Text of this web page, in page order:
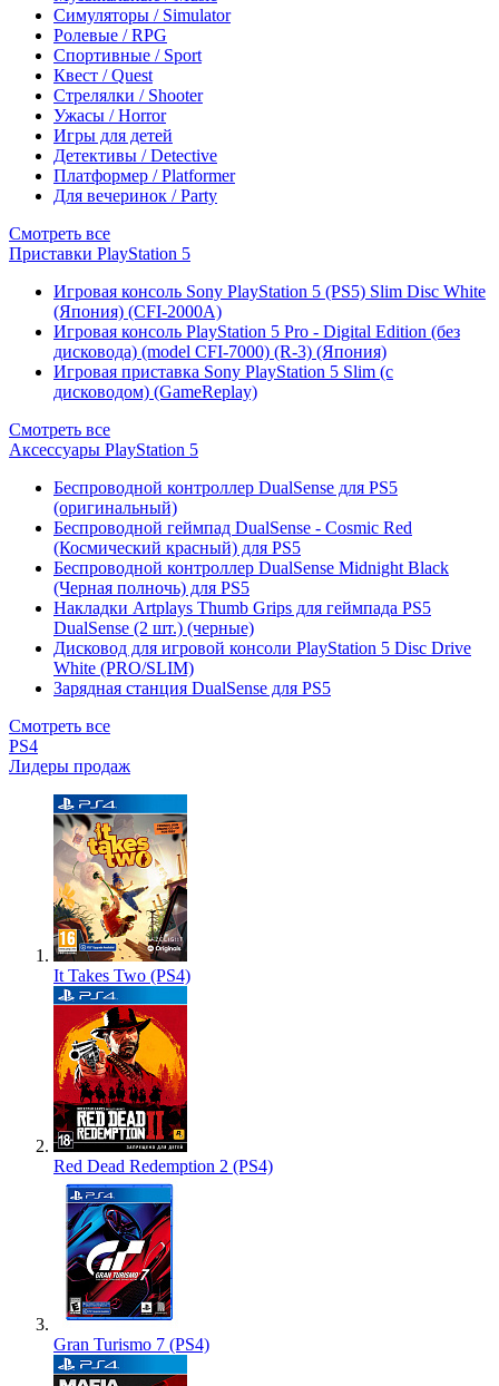
Симуляторы / Simulator
Ролевые / RPG
Спортивные / Sport
Квест / Quest
Стрелялки / Shooter
Ужасы / Horror
Игры для детей
Детективы / Detective
Платформер / Platformer
Для вечеринок / Party
Смотреть все
Приставки PlayStation 5
Игровая консоль Sony PlayStation 5 (PS5) Slim Disc White
(Япония) (CFI-2000A)
Игровая консоль PlayStation 5 Pro - Digital Edition (без
дисковода) (model CFI-7000) (R-3) (Япония)
Игровая приставка Sony PlayStation 5 Slim (с
дисководом) (GameReplay)
Смотреть все
Аксессуары PlayStation 5
Беспроводной контроллер DualSense для PS5
(оригинальный)
Беспроводной геймпад DualSense - Cosmic Red
(Космический красный) для PS5
Беспроводной контроллер DualSense Midnight Black
(Черная полночь) для PS5
Накладки Artplays Thumb Grips для геймпада PS5
DualSense (2 шт.) (черные)
Дисковод для игровой консоли PlayStation 5 Disc Drive
White (PRO/SLIM)
Зарядная станция DualSense для PS5
Смотреть все
PS4
Лидеры продаж
It Takes Two (PS4)
Red Dead Redemption 2 (PS4)
Gran Turismo 7 (PS4)